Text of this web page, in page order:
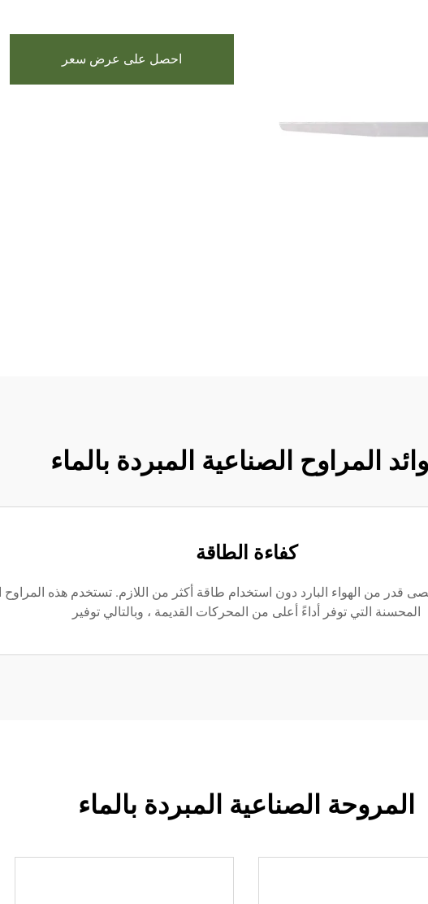
احصل على عرض سعر
المراوح الصناعية المبردة بالماء
كفاءة الطاقة
المحسنة التي توفر أداءً أعلى من المحركات القديمة ، وبالتالي توفير
المروحة الصناعية المبردة بالماء